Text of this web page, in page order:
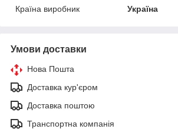
Країна виробник
Україна
Умови доставки
Нова Пошта
Доставка кур'єром
Доставка поштою
Транспортна компанія